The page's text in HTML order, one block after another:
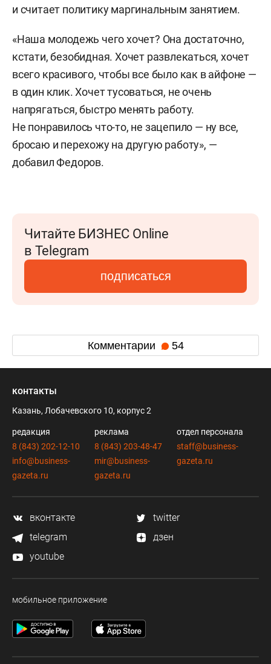
и считает политику маргинальным занятием.
«Наша молодежь чего хочет? Она достаточно,
кстати, безобидная. Хочет развлекаться, хочет
всего красивого, чтобы все было как в айфоне —
в один клик. Хочет тусоваться, не очень
напрягаться, быстро менять работу.
Не понравилось что-то, не зацепило — ну все,
бросаю и перехожу на другую работу», —
добавил Федоров.
Читайте БИЗНЕС Online
в Telegram
подписаться
Комментарии 54
контакты
Казань, Лобачевского 10, корпус 2
редакция
8 (843) 202-12-10
info@business-
gazeta.ru
реклама
8 (843) 203-48-47
mir@business-
gazeta.ru
отдел персонала
staff@business-
gazeta.ru
вконтакте
twitter
telegram
дзен
youtube
мобильное приложение